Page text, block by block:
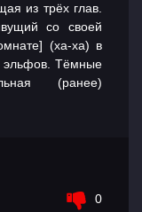
из трёх глав.
со своей
(ха-ха) в
эльфов. Тёмные
(ранее)
0